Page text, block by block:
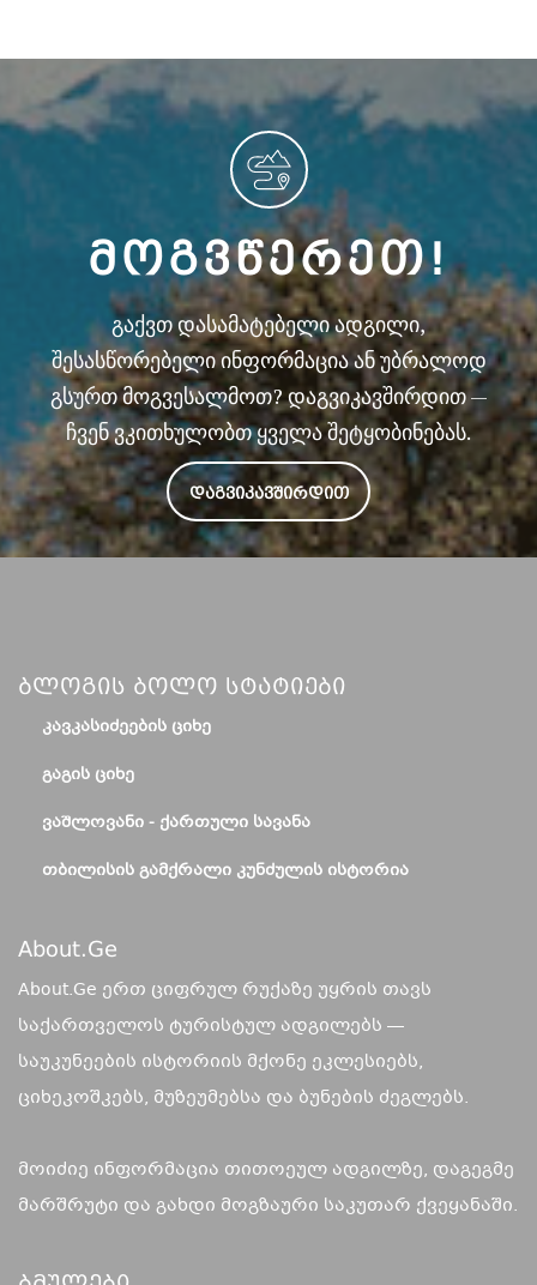
ᲛᲝᲒᲕᲬᲔᲠᲔᲗ!
გაქვთ დასამატებელი ადგილი,
შესასწორებელი ინფორმაცია ან უბრალოდ
გსურთ მოგვესალმოთ? დაგვიკავშირდით —
ჩვენ ვკითხულობთ ყველა შეტყობინებას.
ᲓᲐᲒᲕᲘᲙᲐᲕᲨᲘᲠᲓᲘᲗ
Ბლოგის Ბოლო Სტატიები
ᲙᲐᲕᲙᲐᲡᲘᲫᲔᲔᲑᲘᲡ ᲪᲘᲮᲔ
ᲒᲐᲒᲘᲡ ᲪᲘᲮᲔ
ᲕᲐᲨᲚᲝᲕᲐᲜᲘ - ᲥᲐᲠᲗᲣᲚᲘ ᲡᲐᲕᲐᲜᲐ
ᲗᲑᲘᲚᲘᲡᲘᲡ ᲒᲐᲛᲥᲠᲐᲚᲘ ᲙᲣᲜᲫᲣᲚᲘᲡ ᲘᲡᲢᲝᲠᲘᲐ
About.ge
About.Ge ერთ ციფრულ რუქაზე უყრის თავს
საქართველოს ტურისტულ ადგილებს —
საუკუნეების ისტორიის მქონე ეკლესიებს,
ციხეკოშკებს, მუზეუმებსა და ბუნების ძეგლებს.
მოიძიე ინფორმაცია თითოეულ ადგილზე, დაგეგმე
მარშრუტი და გახდი მოგზაური საკუთარ ქვეყანაში.